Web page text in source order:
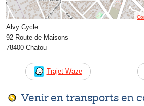
Alvy Cycle
92 Route de Maisons
78400 Chatou
Trajet Waze
Venir en transports en